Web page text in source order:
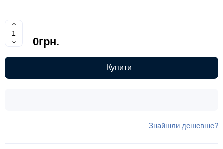
0грн.
Купити
Знайшли дешевше?